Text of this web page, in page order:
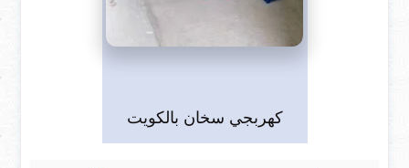
كهربجي سخان بالكويت